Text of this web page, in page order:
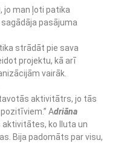
jo man ļoti patika
pasājuma
strādāt pie sava
projektu, kā arī
vairāk.
aktivitātrs, jo tās
Adriāna
aktivitātes, ko Iluta un
Bija padomāts par visu,